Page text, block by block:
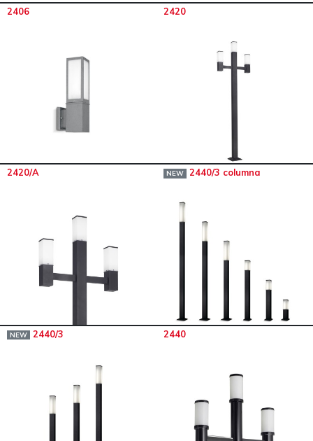
2406 2420
2420/A NEW 2440/3 columna
NEW 2440/3 2440